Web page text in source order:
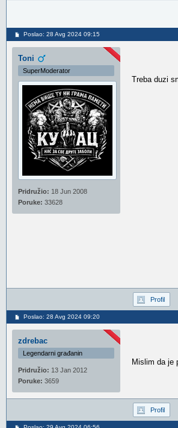
Poslao: 28 Avg 2024 09:15
Toni
SuperModerator
Pridružio: 18 Jun 2008
Poruke: 33628
Treba duzi
Profil
Poslao: 28 Avg 2024 09:20
zdrebac
Legendarni građanin
Pridružio: 13 Jan 2012
Poruke: 3659
Mislim da je
Profil